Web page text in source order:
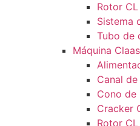
Rotor CL
Sistema
Tubo de
Máquina
Canal
Cono de
Cracker
Rotor